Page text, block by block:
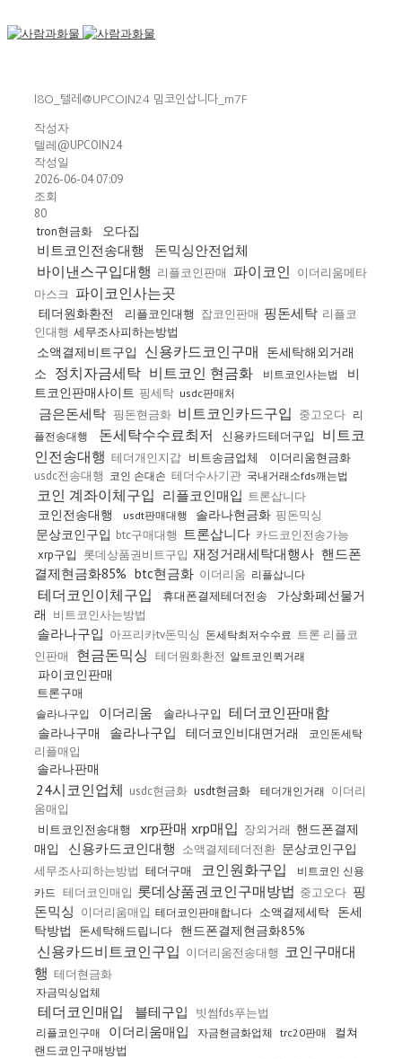
l8O_텔레@UPCOIN24 밈코인삽니다_m7F
작성자
텔레@UPCOIN24
작성일
2026-06-04 07:09
조회
80
tron현금화
오다집
비트코인전송대행 돈믹싱안전업체
바이낸스구입대행 리플코인판매 파이코인 이더리움메타
마스크 파이코인사는곳
테더원화환전 리플코인대행 잡코인판매 핑돈세탁 리플코
인대행 세무조사피하는방법
소액결제비트구입 신용카드코인구매
돈세탁해외거래
소
정치자금세탁 비트코인 현금화 비트코인사는법
비
트코인판매사이트 핑세탁 usdc판매처
금은돈세탁 핑돈현금화 비트코인카드구입 중고오다 리
플전송대행
돈세탁수수료최저 신용카드테더구입
비트코
인전송대행 테더개인지갑 비트송금업체
이더리움현금화
usdc전송대행 코인 손대손 테더수사기관 국내거래소fds깨는법
코인 계좌이체구입 리플코인매입 트론삽니다
코인전송대행 usdt판매대행 솔라나현금화 핑돈믹싱
문상코인구입 btc구매대행 트론삽니다 카드코인전송가능
xrp구입 롯데상품권비트구입 재정거래세탁대행사 핸드폰
결제현금화85% btc현금화 이더리움 리플삽니다
테더코인이체구입 휴대폰결제테더전송
가상화폐선물거
래 비트코인사는방법
솔라나구입 아프리카tv돈믹싱 돈세탁최저수수료 트론 리플코
인판매
현금돈믹싱 테더원화환전 알트코인퀵거래
파이코인판매
트론구매
솔라나구입 이더리움 솔라나구입 테더코인판매함
솔라나구매 솔라나구입 테더코인비대면거래 코인돈세탁
리플매입
솔라나판매
24시코인업체 usdc현금화 usdt현금화 테더개인거래 이더리
움매입
비트코인전송대행
xrp판매 xrp매입 장외거래 핸드폰결제
매입
신용카드코인대행 소액결제테더전환 문상코인구입
세무조사피하는방법 테더구매 코인원화구입
비트코인 신용
카드 테더코인매입 롯데상품권코인구매방법 중고오다 핑
돈믹싱 이더리움매입 테더코인판매합니다 소액결제세탁 돈세
탁방법
돈세탁해드립니다 핸드폰결제현금화85%
신용카드비트코인구입 이더리움전송대행 코인구매대
행 테더현금화
자금믹싱업체
테더코인매입 블테구입 빗썸fds푸는법
리플코인구매 이더리움매입 자금현금화업체 trc20판매
컬쳐
랜드코인구매방법